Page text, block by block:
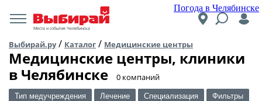
Погода в Челябинске
Места и события Челябинска
Выбирай.ру/ Каталог / Медицинские центры
Медицинские центры, клиники
в Челябинске
​0 компаний
Тип медучреждения Лечение Специализация Фильтры